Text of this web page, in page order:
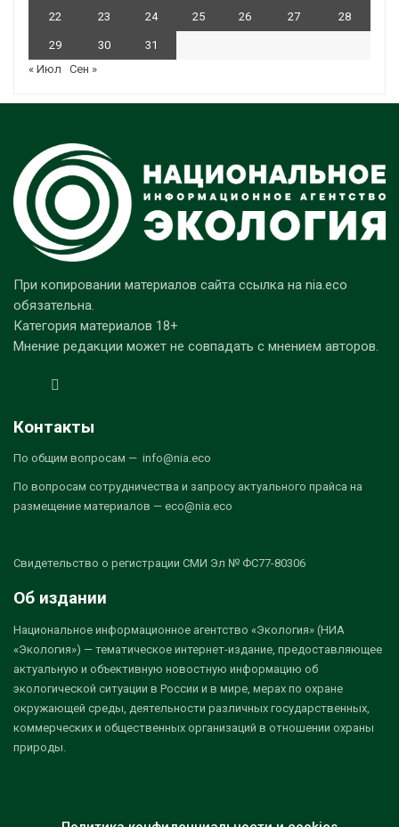
22 23 24 25 26 27 28
29 30
31
« Июл
Сен »
При копировании материалов сайта ссылка на nia.eco
обязательна.
Категория материалов 18+
Мнение редакции может не совпадать с мнением авторов.
Контакты
По общим вопросам — info@nia.eco
По вопросам сотрудничества и запросу актуального прайса на
размещение материалов — eco@nia.eco
Свидетельство о регистрации СМИ Эл № ФС77-80306
Об издании
Национальное информационное агентство «Экология» (НИА
«Экология») — тематическое интернет-издание, предоставляющее
актуальную и объективную новостную информацию об
экологической ситуации в России и в мире, мерах по охране
окружающей среды, деятельности различных государственных,
коммерческих и общественных организаций в отношении охраны
природы.